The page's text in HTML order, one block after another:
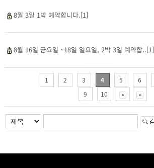
8월 3일 1박 예약합니다.[1]
8월 16일 금요일 ~18일 일요일, 2박 3일 예약합..[1]
1 2 3 4 5 6
9
10